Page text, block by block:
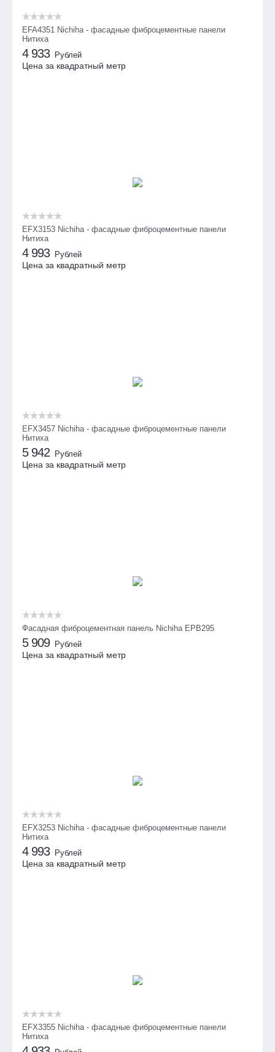
EFA4351 Nichiha - фасадные фиброцементные панели
Нитиха
4 933 Рублей
Цена за квадратный метр
EFX3153 Nichiha - фасадные фиброцементные панели
Нитиха
4 993 Рублей
Цена за квадратный метр
EFX3457 Nichiha - фасадные фиброцементные панели
Нитиха
5 942 Рублей
Цена за квадратный метр
Фасадная фиброцементная панель Nichiha EPB295
5 909 Рублей
Цена за квадратный метр
EFX3253 Nichiha - фасадные фиброцементные панели
Нитиха
4 993 Рублей
Цена за квадратный метр
EFX3355 Nichiha - фасадные фиброцементные панели
Нитиха